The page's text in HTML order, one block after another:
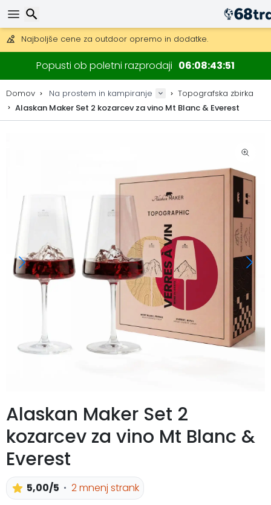
Na voljo je tudi DHL Express čez noč.
Najboljše cene za outdoor opremo in dodatke.
Popusti ob poletni razprodaji 06084350
Domov Na prostem in kampiranje
Topografska zbirka
Alaskan Maker Set 2 kozarcev za vino Mt Blanc & Everest
Alaskan Maker Set 2
kozarcev za vino Mt Blanc &
Everest
5,00/5
2 mnenj strank
Iskanje